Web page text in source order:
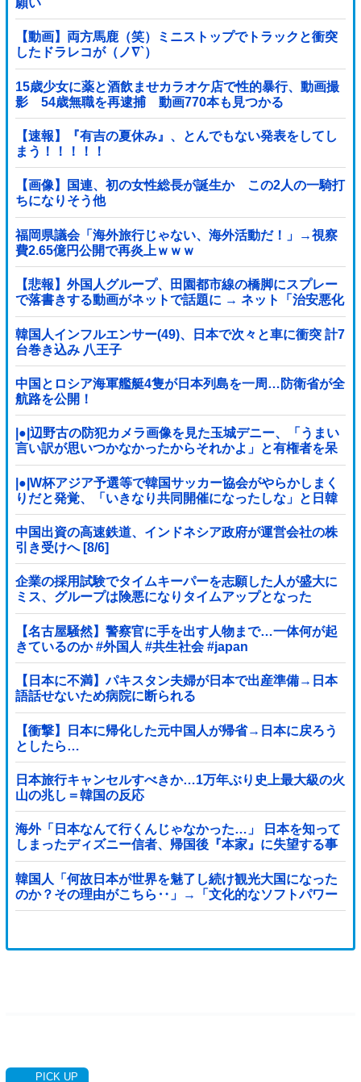
【動画】両方馬鹿（笑）ミニストップでトラックと衝突
したドラレコが（ノ∇`）
15歳少女に薬と酒飲ませカラオケ店で性的暴行、動画撮
影 54歳無職を再逮捕 動画770本も見つかる
【速報】『有吉の夏休み』、とんでもない発表をしてし
まう！！！！！
【画像】国連、初の女性総長が誕生か この2人の一騎打
ちになりそう他
福岡県議会「海外旅行じゃない、海外活動だ！」→視察
費2.65億円公開で再炎上ｗｗｗ
【悲報】外国人グループ、田園都市線の橋脚にスプレー
で落書きする動画がネットで話題に → ネット「治安悪化
の始まり」
韓国人インフルエンサー(49)、日本で次々と車に衝突 計7
台巻き込み 八王子
中国とロシア海軍艦艇4隻が日本列島を一周…防衛省が全
航路を公開！
|●|辺野古の防犯カメラ画像を見た玉城デニー、「うまい
言い訳が思いつかなかったからそれかよ」と有権者を呆
れさせるコメントを……
|●|W杯アジア予選等で韓国サッカー協会がやらかしまく
りだと発覚、「いきなり共同開催になったしな」と日韓
共催の件に言及する声も……
中国出資の高速鉄道、インドネシア政府が運営会社の株
引き受けへ [8/6]
企業の採用試験でタイムキーパーを志願した人が盛大に
ミス、グループは険悪になりタイムアップとなった
が……
【名古屋騒然】警察官に手を出す人物まで…一体何が起
きているのか #外国人 #共生社会 #japan
【日本に不満】パキスタン夫婦が日本で出産準備→日本
語話せないため病院に断られる
【衝撃】日本に帰化した元中国人が帰省→日本に戻ろう
としたら…
日本旅行キャンセルすべきか…1万年ぶり史上最大級の火
山の兆し＝韓国の反応
海外「日本なんて行くんじゃなかった…」 日本を知って
しまったディズニー信者、帰国後『本家』に失望する事
態に
韓国人「何故日本が世界を魅了し続け観光大国になった
のか？その理由がこちら‥」→「文化的なソフトパワー
が凄い」